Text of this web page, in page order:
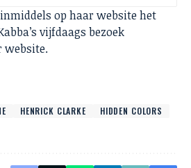
op haar website het
vijfdaags bezoek
website.
HENRICK CLARKE
HIDDEN COLORS